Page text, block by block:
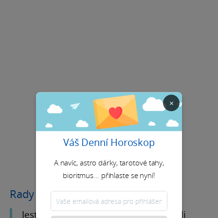
Rady na měsíc
Jestli máš pocit, že chceš v jedné chvíli
×
Váš Denní Horoskop
A navíc, astro dárky, tarotové tahy,
bioritmus... přihlaste se nyní!